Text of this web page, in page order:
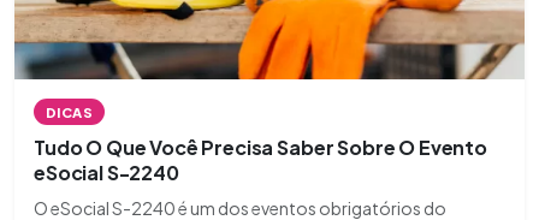
DICAS
Tudo O Que Você Precisa Saber Sobre O Evento
eSocial S-2240
O eSocial S-2240 é um dos eventos obrigatórios do